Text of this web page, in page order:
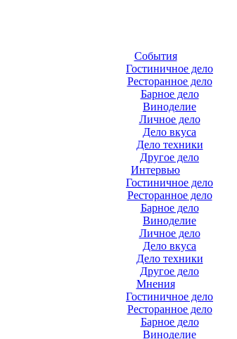
События
Гостиничное дело
Ресторанное дело
Барное дело
Виноделие
Личное дело
Дело вкуса
Дело техники
Другое дело
Интервью
Гостиничное дело
Ресторанное дело
Барное дело
Виноделие
Личное дело
Дело вкуса
Дело техники
Другое дело
Мнения
Гостиничное дело
Ресторанное дело
Барное дело
Виноделие